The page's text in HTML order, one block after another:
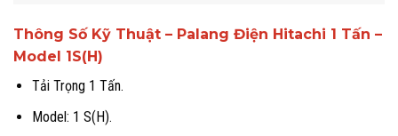
Thông Số Kỹ Thuật – Palang Điện Hitachi 1 Tấn –
Model 1S(H)
Tải Trọng 1 Tấn.
Model: 1 S(H).